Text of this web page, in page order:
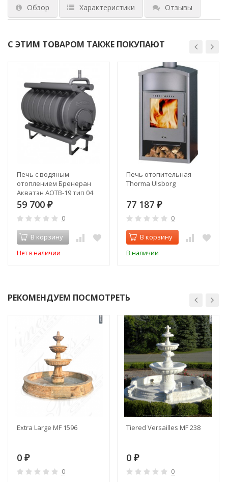
Обзор Характеристики Отзывы
С ЭТИМ ТОВАРОМ ТАКЖЕ ПОКУПАЮТ
Печь с водяным
отоплением Бренеран
Акватэн АОТВ-19 тип 04
59 700 ₽
0
В корзину
Нет в наличии
Печь отопительная
Thorma Ulsborg
77 187 ₽
0
В корзину
В наличии
РЕКОМЕНДУЕМ ПОСМОТРЕТЬ
Extra Large MF 1596
0 ₽
0
Tiered Versailles MF 238
0 ₽
0